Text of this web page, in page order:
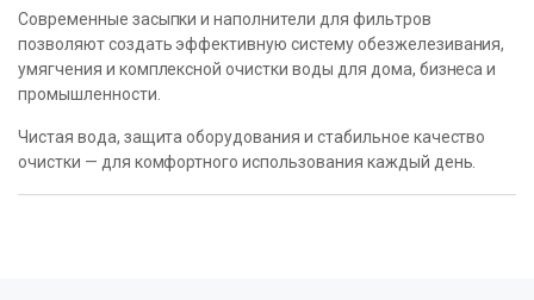
Современные засыпки и наполнители для фильтров
позволяют создать эффективную систему обезжелезивания,
умягчения и комплексной очистки воды для дома, бизнеса и
промышленности.
Чистая вода, защита оборудования и стабильное качество
очистки — для комфортного использования каждый день.